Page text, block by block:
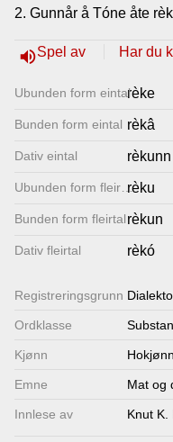
2. Gunnår å Tóne åte
volume_upSpel av Har du
Ubunden form eintalrèke
Bunden form eintal rèkâ
Dativ eintal rèkunn
Ubunden form fleirtal
rèku
Bunden form fleirtalrèkun
Dativ fleirtal rèkó
Registrerings­grunn
Ordklasse
Kjønn Hokjønn
Emne Mat og
Innlese av Knut K.
Lenkjer
Kontakt
oss